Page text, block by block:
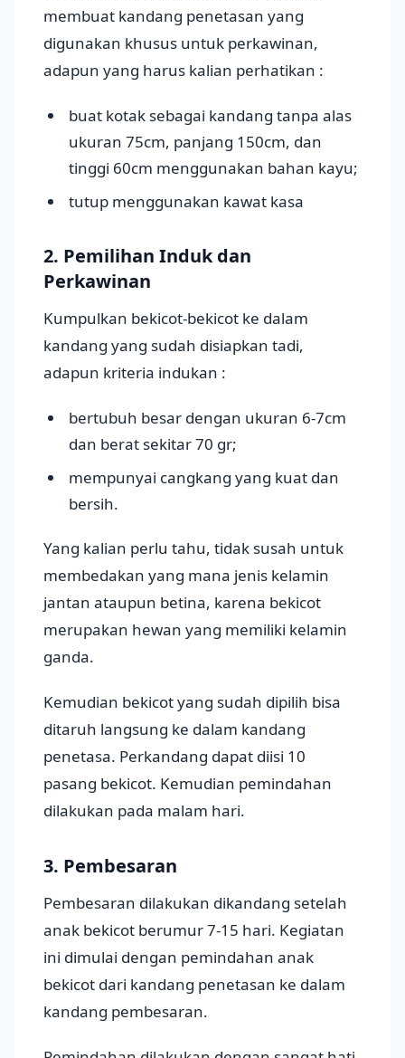
membuat kandang penetasan yang
digunakan khusus untuk perkawinan,
adapun yang harus kalian perhatikan :
buat kotak sebagai kandang tanpa alas
ukuran 75cm, panjang 150cm, dan
tinggi 60cm menggunakan bahan kayu;
tutup menggunakan kawat kasa
2. Pemilihan Induk dan
Perkawinan
Kumpulkan bekicot-bekicot ke dalam
kandang yang sudah disiapkan tadi,
adapun kriteria indukan :
bertubuh besar dengan ukuran 6-7cm
dan berat sekitar 70 gr;
mempunyai cangkang yang kuat dan
bersih.
Yang kalian perlu tahu, tidak susah untuk
membedakan yang mana jenis kelamin
jantan ataupun betina, karena bekicot
merupakan hewan yang memiliki kelamin
ganda.
Kemudian bekicot yang sudah dipilih bisa
ditaruh langsung ke dalam kandang
penetasa. Perkandang dapat diisi 10
pasang bekicot. Kemudian pemindahan
dilakukan pada malam hari.
3. Pembesaran
Pembesaran dilakukan dikandang setelah
anak bekicot berumur 7-15 hari. Kegiatan
ini dimulai dengan pemindahan anak
bekicot dari kandang penetasan ke dalam
kandang pembesaran.